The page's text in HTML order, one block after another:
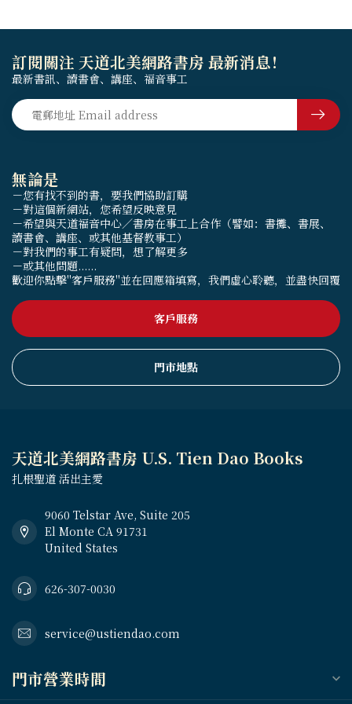
無論是
－您有找不到的書，要我們協助訂購
－對這個新網站，您希望反映意見
－希望與天道福音中心／書房在事工上合作（譬如：書攤、書展、
讀書會、講座、或其他基督教事工）
－對我們的事工有疑問，想了解更多
－或其他問題......
歡迎你點擊"客戶服務"並在回應箱填寫，我們虛心聆聽，並盡快回覆
客戶服務
門市地點
訂閱關注 天道北美網路書房 最新消息！
最新書訊、讀書會、講座、福音事工
天道北美網路書房 U.S. Tien Dao Books
扎根聖道 活出主愛
9060 Telstar Ave, Suite 205
El Monte CA 91731
United States
626-307-0030
service@ustiendao.com
門市營業時間